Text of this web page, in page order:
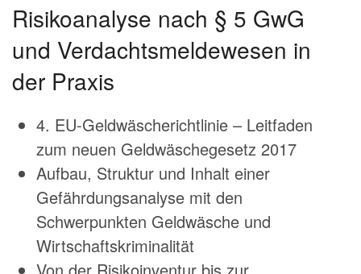
Risikoanalyse nach § 5 GwG
und Verdachtsmeldewesen in
der Praxis
4. EU-Geldwäscherichtlinie – Leitfaden
zum neuen Geldwäschegesetz 2017
Aufbau, Struktur und Inhalt einer
Gefährdungsanalyse mit den
Schwerpunkten Geldwäsche und
Wirtschaftskriminalität